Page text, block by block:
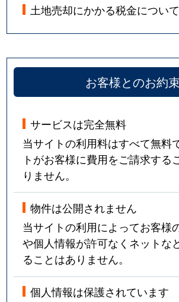
土地売却にかかる税金につい
お客様とのお約束
サービスは完全無料
当サイトの利用料はすべて無料
トがお客様に費用をご請求する
りません。
物件は公開されません
当サイトの利用によってお客様
や個人情報が許可なくネットな
ることはありません。
個人情報は保護されています